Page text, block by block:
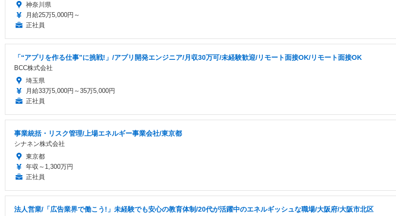
神奈川県
月給25万5,000円～
正社員
「“アプリを作る仕事”に挑戦!」/アプリ開発エンジニア/月収30万可/未経験歓迎/リモート面接OK/リモート面接OK
BCC株式会社
埼玉県
月給33万5,000円～35万5,000円
正社員
事業統括・リスク管理/上場エネルギー事業会社/東京都
シナネン株式会社
東京都
年収～1,300万円
正社員
法人営業/「広告業界で働こう!」未経験でも安心の教育体制/20代が活躍中のエネルギッシュな職場/大阪府/大阪市北区